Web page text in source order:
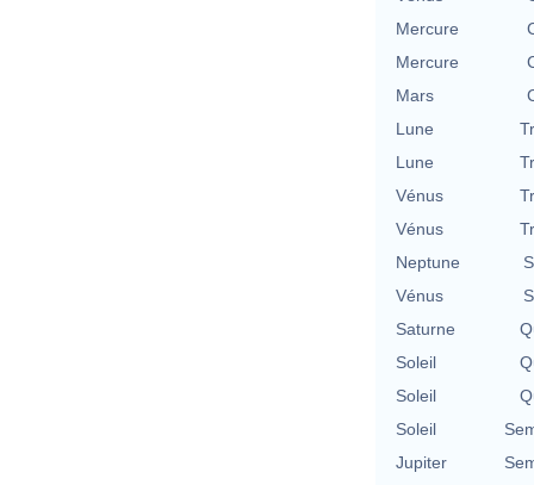
Mercure
Mercure
Mars
Lune
Lune
Vénus
Vénus
Neptune
Vénus
Saturne
Soleil
Soleil
Soleil
Jupiter